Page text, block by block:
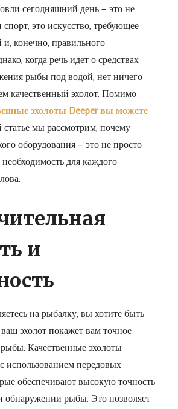
сегодняшний день — это не
это искусство, требующее
конечно, правильного
когда речь идет о средствах
рыбы под водой, нет ничего
качественный эхолот. Помимо
эхолоты Deeper вы можете
статье мы рассмотрим, почему
оборудования — это не просто
для каждого
и
на рыбалку, вы хотите быть
эхолот покажет вам точное
Качественные эхолоты
использованием передовых
обеспечивают высокую точность
обнаружении рыбы. Это позволяет